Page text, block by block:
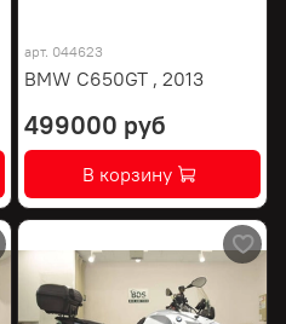
арт. 044623
BMW C650GT , 2013
499000 руб
В корзину